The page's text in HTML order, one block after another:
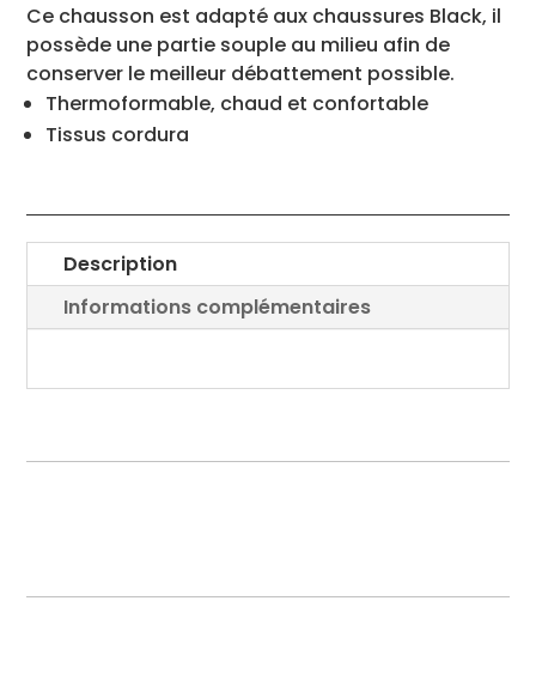
Ce chausson est adapté aux chaussures Black, il
possède une partie souple au milieu afin de
conserver le meilleur débattement possible.
Thermoformable, chaud et confortable
Tissus cordura
Description
Informations complémentaires